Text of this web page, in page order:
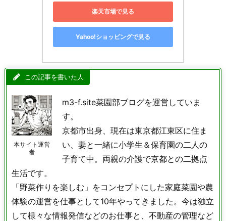
楽天市場で見る
Yahoo!ショッピングで見る
この記事を書いた人
本サイト運営
者
m3-f.site菜園部ブログを運営していま
す。
京都市出身、現在は東京都江東区に住ま
い、妻と一緒に小学生＆保育園の二人の
子育て中。両親の介護で京都との二拠点
生活です。
「野菜作りを楽しむ」をコンセプトにした家庭菜園や農
体験の運営を仕事として10年やってきました。今は独立
して様々な情報発信などのお仕事と、不動産の管理など